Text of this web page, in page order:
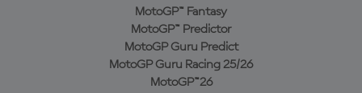
MotoGP™ Fantasy
MotoGP™ Predictor
MotoGP Guru Predict
MotoGP Guru Racing 25/26
MotoGP™26